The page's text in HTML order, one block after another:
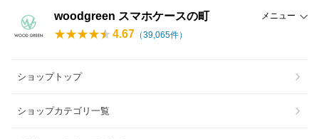
woodgreen スマホケースの町 メニュー
4.67 （39,065件）
ショップトップ
ショップカテゴリ一覧